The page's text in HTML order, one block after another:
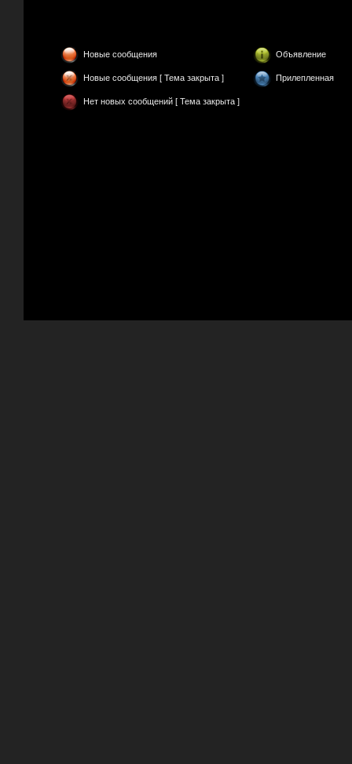
Новые сообщения Объявление
Новые сообщения [ Тема закрыта ] Прилепленная
Нет новых сообщений [ Тема закрыта ]